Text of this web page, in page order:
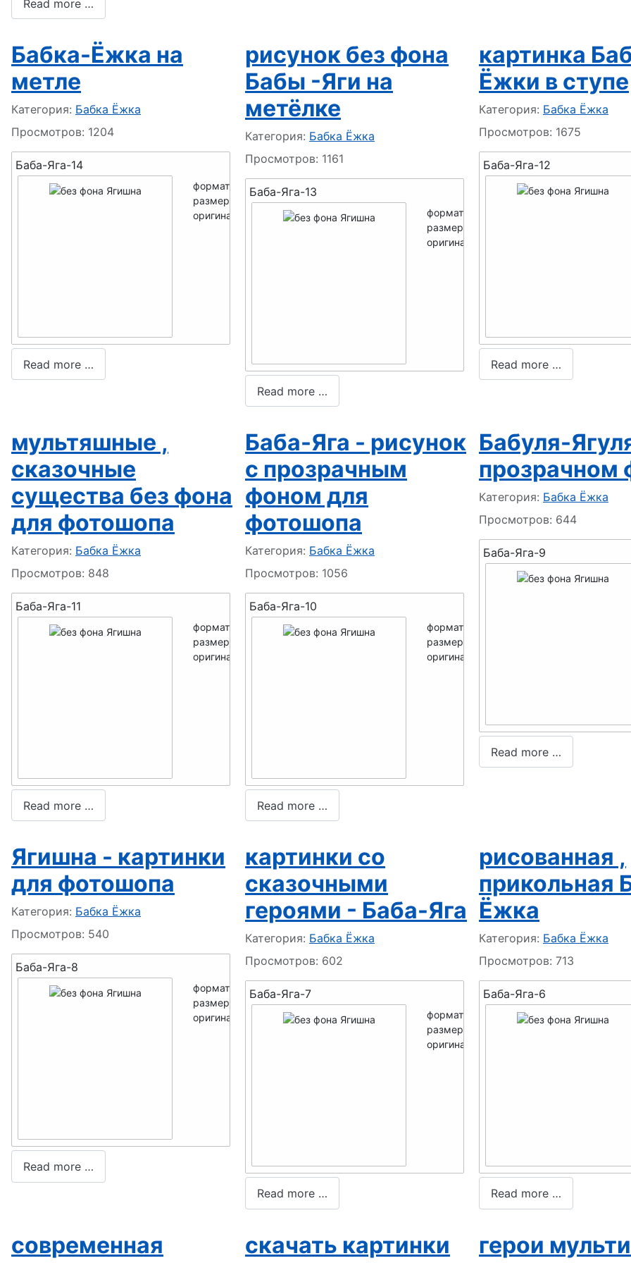
Трудоголик
Барабанщик
Художник
Read more …
Бабка-Ёжка на
метле
Информация о материале
Категория: Бабка Ёжка
Просмотров: 1204
Баба-Яга-14
формат -
PNG
размер мини -250x250
оригинал -
600x600
Read more …
рисунок без фона
Бабы -Яги на
метёлке
Информация о материале
Категория: Бабка Ёжка
Просмотров: 1161
Баба-Яга-13
формат -
размер мини -
оригинал -
Read more …
картинка
Ёжки в ступе
Информация о материале
Категория: Бабка Ёжка
Просмотров: 1675
Баба-Яга-12
Read more …
мультяшные ,
сказочные
существа без фона
для фотошопа
Информация о материале
Категория: Бабка Ёжка
Просмотров: 848
Баба-Яга-11
формат -
размер мини -
оригинал -
Read more …
Баба-Яга - рисунок
с прозрачным
фоном для
фотошопа
Информация о материале
Категория: Бабка Ёжка
Просмотров: 1056
Баба-Яга-10
формат -
размер мини -
оригинал -
Read more …
Бабуля-
прозрачном
Информация о материале
Категория: Бабка Ёжка
Просмотров: 644
Баба-Яга-9
Read more …
Ягишна - картинки
для фотошопа
Информация о материале
Категория: Бабка Ёжка
Просмотров: 540
Баба-Яга-8
формат -
PNG
размер мини -250x286
оригинал -
700x800
Read more …
картинки со
сказочными
героями - Баба-Яга
Информация о материале
Категория: Бабка Ёжка
Просмотров: 602
Баба-Яга-7
формат -
размер мини -
оригинал -
Read more …
рисованная ,
прикольная
Ёжка
Информация о материале
Категория: Бабка Ёжка
Просмотров: 713
Баба-Яга-6
Read more …
современная
скачать картинки
герои